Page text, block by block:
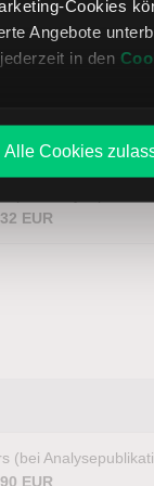
Cookies
Angebote
in den
Alle Cookies
EUR
(bei
EUR